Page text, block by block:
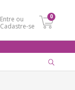
Entre ou
Cadastre-se
0